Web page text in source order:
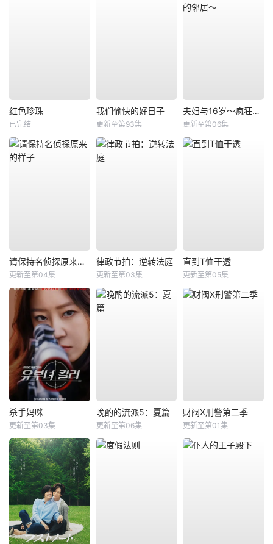
红色珍珠
已完结
我们愉快的好日子
更新至第93集
夫妇与16岁～疯狂的邻居～
更新至第06集
请保持名侦探原来的样子
更新至第04集
律政节拍：逆转法庭
更新至第03集
直到T恤干透
更新至第05集
杀手妈咪
更新至第03集
晚酌的流派5：夏篇
更新至第06集
财阀X刑警第二季
更新至第01集